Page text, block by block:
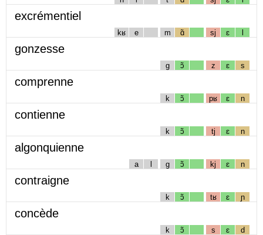
excrémentiel
kʁ e m ɑ̃ sj ɛ l
gonzesse
g ɔ̃ z ɛ s
comprenne
k ɔ̃ pʁ ɛ n
contienne
k ɔ̃ tj ɛ n
algonquienne
a l g ɔ̃ kj ɛ n
contraigne
k ɔ̃ tʁ ɛ ɲ
concède
k ɔ̃ s ɛ d